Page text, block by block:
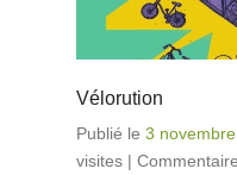
Vélorution
Publié le 3
visites |